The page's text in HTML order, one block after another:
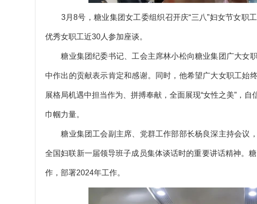
3月8号，糖业集团女工委组织召开庆“三八”妇女节女职
优秀女职工近30人参加座谈。
糖业集团纪委书记、工会主席林小松向糖业集团广大女
中作出的贡献表示肯定和感谢。同时，他希望广大女职工始
展格局机遇中担当作为、拼搏奉献，全面展现“女性之美”，
巾帼力量。
糖业集团工会副主席、党群工作部部长杨良深主持会议，
全国妇联新一届领导班子成员集体谈话时的重要讲话精神。
作，部署2024年工作。